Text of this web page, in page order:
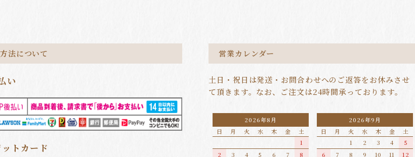
法について
い
トカード
営業カレンダー
土日・祝日は発送・お問合わせへのご返答をお休みさせ
て頂きます。なお、ご注文は24時間承っております。
2026年8月
日
月 火 水 木 金
土
1
2
3 4 5 6 7
8
2026年9月
日
月 火 水 木 金
土
1
2 3 4
5
6
7 8 9 10 11
12